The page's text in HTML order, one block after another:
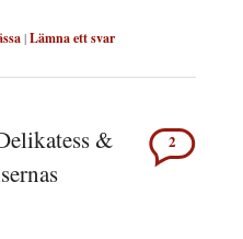
|Lämna ett svar
&
2